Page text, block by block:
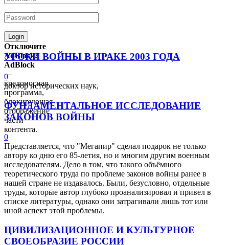
Отключите
AdBlock!
AdBlock
—
вредоносная
программа,
блокирующая
отображение
части
контента.
УРОКИ ВОЙНЫ В ИРАКЕ 2003 ГОДА
0
доктор исторических наук,
ФУНДАМЕНТАЛЬНОЕ ИССЛЕДОВАНИЕ
ЗАКОНОВ ВОЙНЫ
0
Представляется, что "Мегапир" сделал подарок не только
автору ко дню его 85-летия, но и многим другим военным
исследователям. Дело в том, что такого объёмного
теоретического труда по проблеме законов войны ранее в
нашей стране не издавалось. Были, безусловно, отдельные
труды, которые автор глубоко проанализировал и привел в
списке литературы, однако они затрагивали лишь тот или
иной аспект этой проблемы.
ЦИВИЛИЗАЦИОННОЕ И КУЛЬТУРНОЕ
СВОЕОБРАЗИЕ РОССИИ